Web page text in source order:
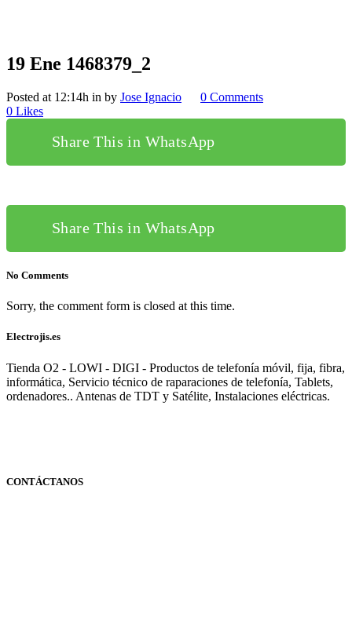
19 Ene 1468379_2
Posted at 12:14h in by Jose Ignacio
0 Comments
0 Likes
Share This in WhatsApp
Share This in WhatsApp
No Comments
Sorry, the comment form is closed at this time.
Electrojis.es
Tienda O2 - LOWI - DIGI - Productos de telefonía móvil, fija, fibra,
informática, Servicio técnico de raparaciones de telefonía, Tablets,
ordenadores.. Antenas de TDT y Satélite, Instalaciones eléctricas.
CONTÁCTANOS